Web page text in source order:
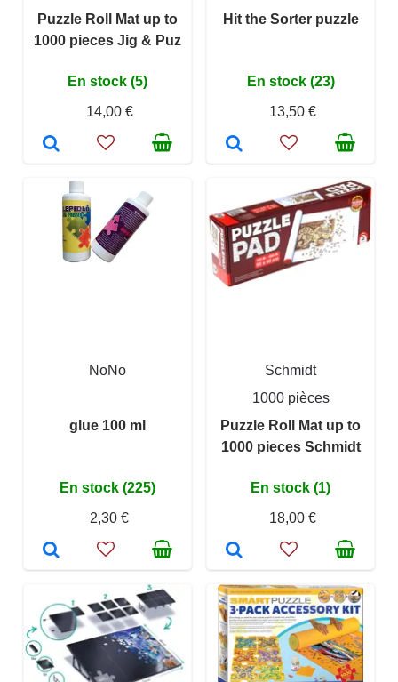
Puzzle Roll Mat up to
1000 pieces Jig & Puz
En stock (5)
14,00 €
Hit the Sorter puzzle
En stock (23)
13,50 €
NoNo
glue 100 ml
En stock (225)
2,30 €
Schmidt
1000 pièces
Puzzle Roll Mat up to
1000 pieces Schmidt
En stock (1)
18,00 €